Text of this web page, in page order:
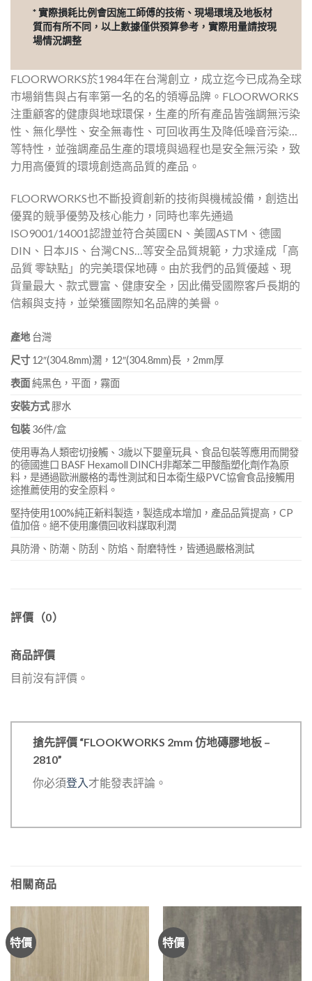
* 實際損耗比例會因施工師傅的技術、現場環境及地板材
質而有所不同，以上數據僅供預算參考，實際用量請按現
場情況調整
FLOORWORKS於1984年在台灣創立，成立迄今已成為全球
市場銷售與占有率第一名的名的領導品牌。FLOORWORKS
注重顧客的健康與地球環保，生產的所有產品皆強調無污染
性、無化學性、安全無毒性、可回收再生及降低噪音污染…
等特性，並強調產品生產的環境與過程也是安全無污染，致
力用高優質的環境創造高品質的產品。
FLOORWORKS也不斷投資創新的技術與機械設備，創造出
優異的競爭優勢及核心能力，同時也率先通過
ISO9001/14001認證並符合英國EN、美國ASTM、德國
DIN、日本JIS、台灣CNS…等安全品質規範，力求達成「高
品質 零缺點」的完美環保地磚。由於我們的品質優越、現
貨量最大、款式豐富、健康安全，因此備受國際客戶長期的
信賴與支持，並榮獲國際知名品牌的美譽。
產地台灣
尺寸12″(304.8mm)濶，12″(304.8mm)長 ，2mm厚
表面純黑色，平面，霧面
安裝方式膠水
包裝36件/盒
使用專為人類密切接觸、3歲以下嬰童玩具、食品包裝等應用而開發
的德國進口 BASF Hexamoll DINCH非鄰苯二甲酸酯塑化劑作為原
料，是通過歐洲嚴格的毒性測試和日本衛生級PVC協會食品接觸用
途推薦使用的安全原料。
堅持使用100%純正新料製造，製造成本增加，產品品質提高，CP
值加倍。絕不使用廉價回收料謀取利潤
具防滑、防潮、防刮、防焰、耐磨特性，皆通過嚴格測試
評價（0）
商品評價
目前沒有評價。
搶先評價 “FLOOKWORKS 2mm 仿地磚膠地板 –
2810”
你必須登入才能發表評論。
相關商品
特價 特價